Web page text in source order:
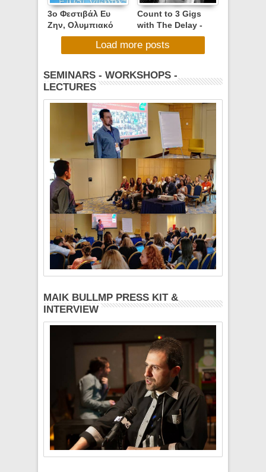
3ο Φεστιβάλ Ευ
Ζην, Ολυμπιακό
Κωπηλατοδρόμιο
Σχινιά, Κυριακή 7
Count to 3 Gigs
with The Delay -
Gigalize Summer
2015
Load more posts
SEMINARS - WORKSHOPS -
LECTURES
MAIK BULLMP PRESS KIT &
INTERVIEW